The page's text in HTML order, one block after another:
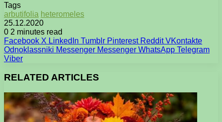
Tags
arbutifolia heteromeles
25.12.2020
0 2 minutes read
Facebook X LinkedIn Tumblr Pinterest Reddit VKontakte
Odnoklassniki Messenger Messenger WhatsApp Telegram
Viber
RELATED ARTICLES